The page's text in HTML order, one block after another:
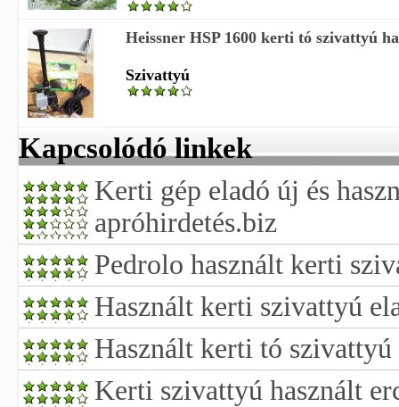
Heissner HSP 1600 kerti tó szivattyú
Szivattyú
Kapcsolódó linkek
Kerti gép eladó új és
apróhirdetés.biz
Pedrolo használt kerti
Használt kerti szivattyú
Használt kerti tó szivattyú
Kerti szivattyú használt